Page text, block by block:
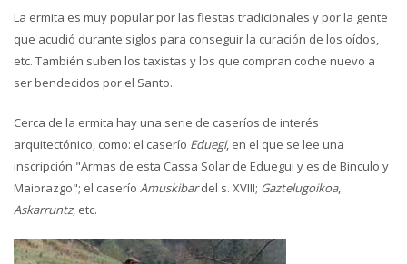
La ermita es muy popular por las fiestas tradicionales y por la gente
que acudió durante siglos para conseguir la curación de los oídos,
etc. También suben los taxistas y los que compran coche nuevo a
ser bendecidos por el Santo.
Cerca de la ermita hay una serie de caseríos de interés
arquitectónico, como: el caserío Eduegi, en el que se lee una
inscripción "Armas de esta Cassa Solar de Eduegui y es de Binculo y
Maiorazgo"; el caserío Amuskibardel s. XVIII; Gaztelugoikoa,
Askarruntz, etc.